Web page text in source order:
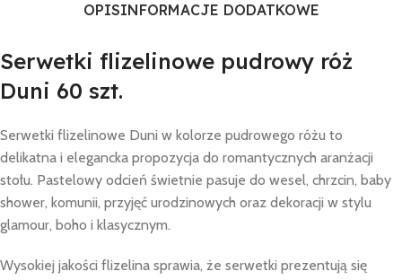
OPISINFORMACJE DODATKOWE
Serwetki flizelinowe pudrowy róż
Duni 60 szt.
Serwetki flizelinowe Duni w kolorze pudrowego różu to
delikatna i elegancka propozycja do romantycznych aranżacji
stołu. Pastelowy odcień świetnie pasuje do wesel, chrzcin, baby
shower, komunii, przyjęć urodzinowych oraz dekoracji w stylu
glamour, boho i klasycznym.
Wysokiej jakości flizelina sprawia, że serwetki prezentują się